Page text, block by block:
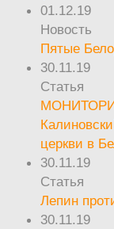
01.12.19
Новость
Пятые
30.11.19
Статья
церкви в
30.11.19
Статья
Лепин
30.11.19